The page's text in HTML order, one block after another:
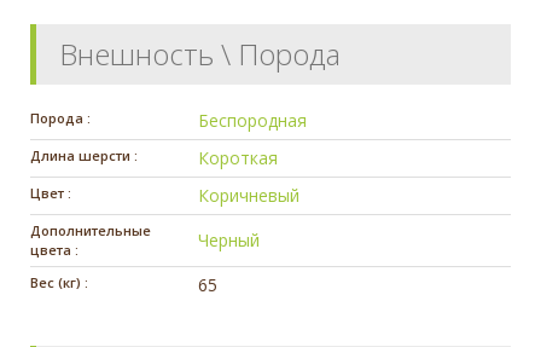
Внешность \ Порода
Порода : Беспородная
Длина шерсти : Короткая
Цвет : Коричневый
Дополнительные
цвета :
Черный
Вес (кг) : 65